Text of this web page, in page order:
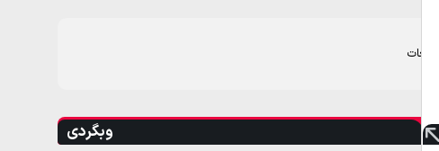
تبلیغات
وبگردی